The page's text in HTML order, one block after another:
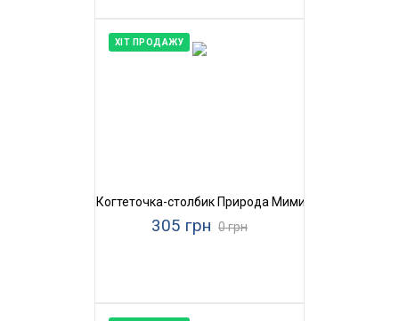
ХІТ ПРОДАЖУ
Когтеточка-столбик Природа Мими
305 грн 0 грн